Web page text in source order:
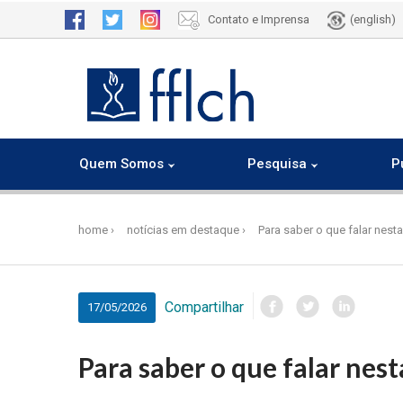
Contato e Imprensa (english)
Quem Somos Pesquisa
principal
home notícias em destaque Para saber o que falar
17/05/2026 Compartilhar
Para saber o que falar